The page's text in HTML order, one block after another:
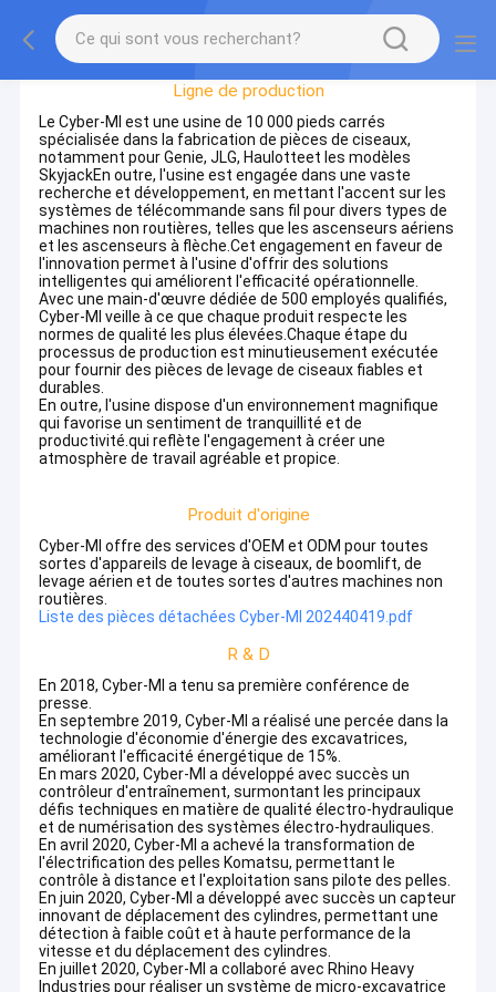
Visite D'usine
Ligne de production
Le Cyber-MI est une usine de 10 000 pieds carrés
spécialisée dans la fabrication de pièces de ciseaux,
notamment pour Genie, JLG, Haulotteet les modèles
SkyjackEn outre, l'usine est engagée dans une vaste
recherche et développement, en mettant l'accent sur les
systèmes de télécommande sans fil pour divers types de
machines non routières, telles que les ascenseurs aériens
et les ascenseurs à flèche.Cet engagement en faveur de
l'innovation permet à l'usine d'offrir des solutions
intelligentes qui améliorent l'efficacité opérationnelle.
Avec une main-d'œuvre dédiée de 500 employés qualifiés,
Cyber-MI veille à ce que chaque produit respecte les
normes de qualité les plus élevées.Chaque étape du
processus de production est minutieusement exécutée
pour fournir des pièces de levage de ciseaux fiables et
durables.
En outre, l'usine dispose d'un environnement magnifique
qui favorise un sentiment de tranquillité et de
productivité.qui reflète l'engagement à créer une
atmosphère de travail agréable et propice.
Produit d'origine
Cyber-MI offre des services d'OEM et ODM pour toutes
sortes d'appareils de levage à ciseaux, de boomlift, de
levage aérien et de toutes sortes d'autres machines non
routières.
Liste des pièces détachées Cyber-MI 202440419.pdf
R & D
En 2018, Cyber-MI a tenu sa première conférence de
presse.
En septembre 2019, Cyber-MI a réalisé une percée dans la
technologie d'économie d'énergie des excavatrices,
améliorant l'efficacité énergétique de 15%.
En mars 2020, Cyber-MI a développé avec succès un
contrôleur d'entraînement, surmontant les principaux
défis techniques en matière de qualité électro-hydraulique
et de numérisation des systèmes électro-hydrauliques.
En avril 2020, Cyber-MI a achevé la transformation de
l'électrification des pelles Komatsu, permettant le
contrôle à distance et l'exploitation sans pilote des pelles.
En juin 2020, Cyber-MI a développé avec succès un capteur
innovant de déplacement des cylindres, permettant une
détection à faible coût et à haute performance de la
vitesse et du déplacement des cylindres.
En juillet 2020, Cyber-MI a collaboré avec Rhino Heavy
Industries pour réaliser un système de micro-excavatrice